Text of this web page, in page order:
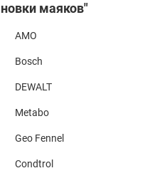
уровню для
к стене и
обладают лазерные уровни
Bosch GLL 3-80 P
маяков"
AMO
Bosch
DEWALT
Metabo
Geo Fennel
Condtrol